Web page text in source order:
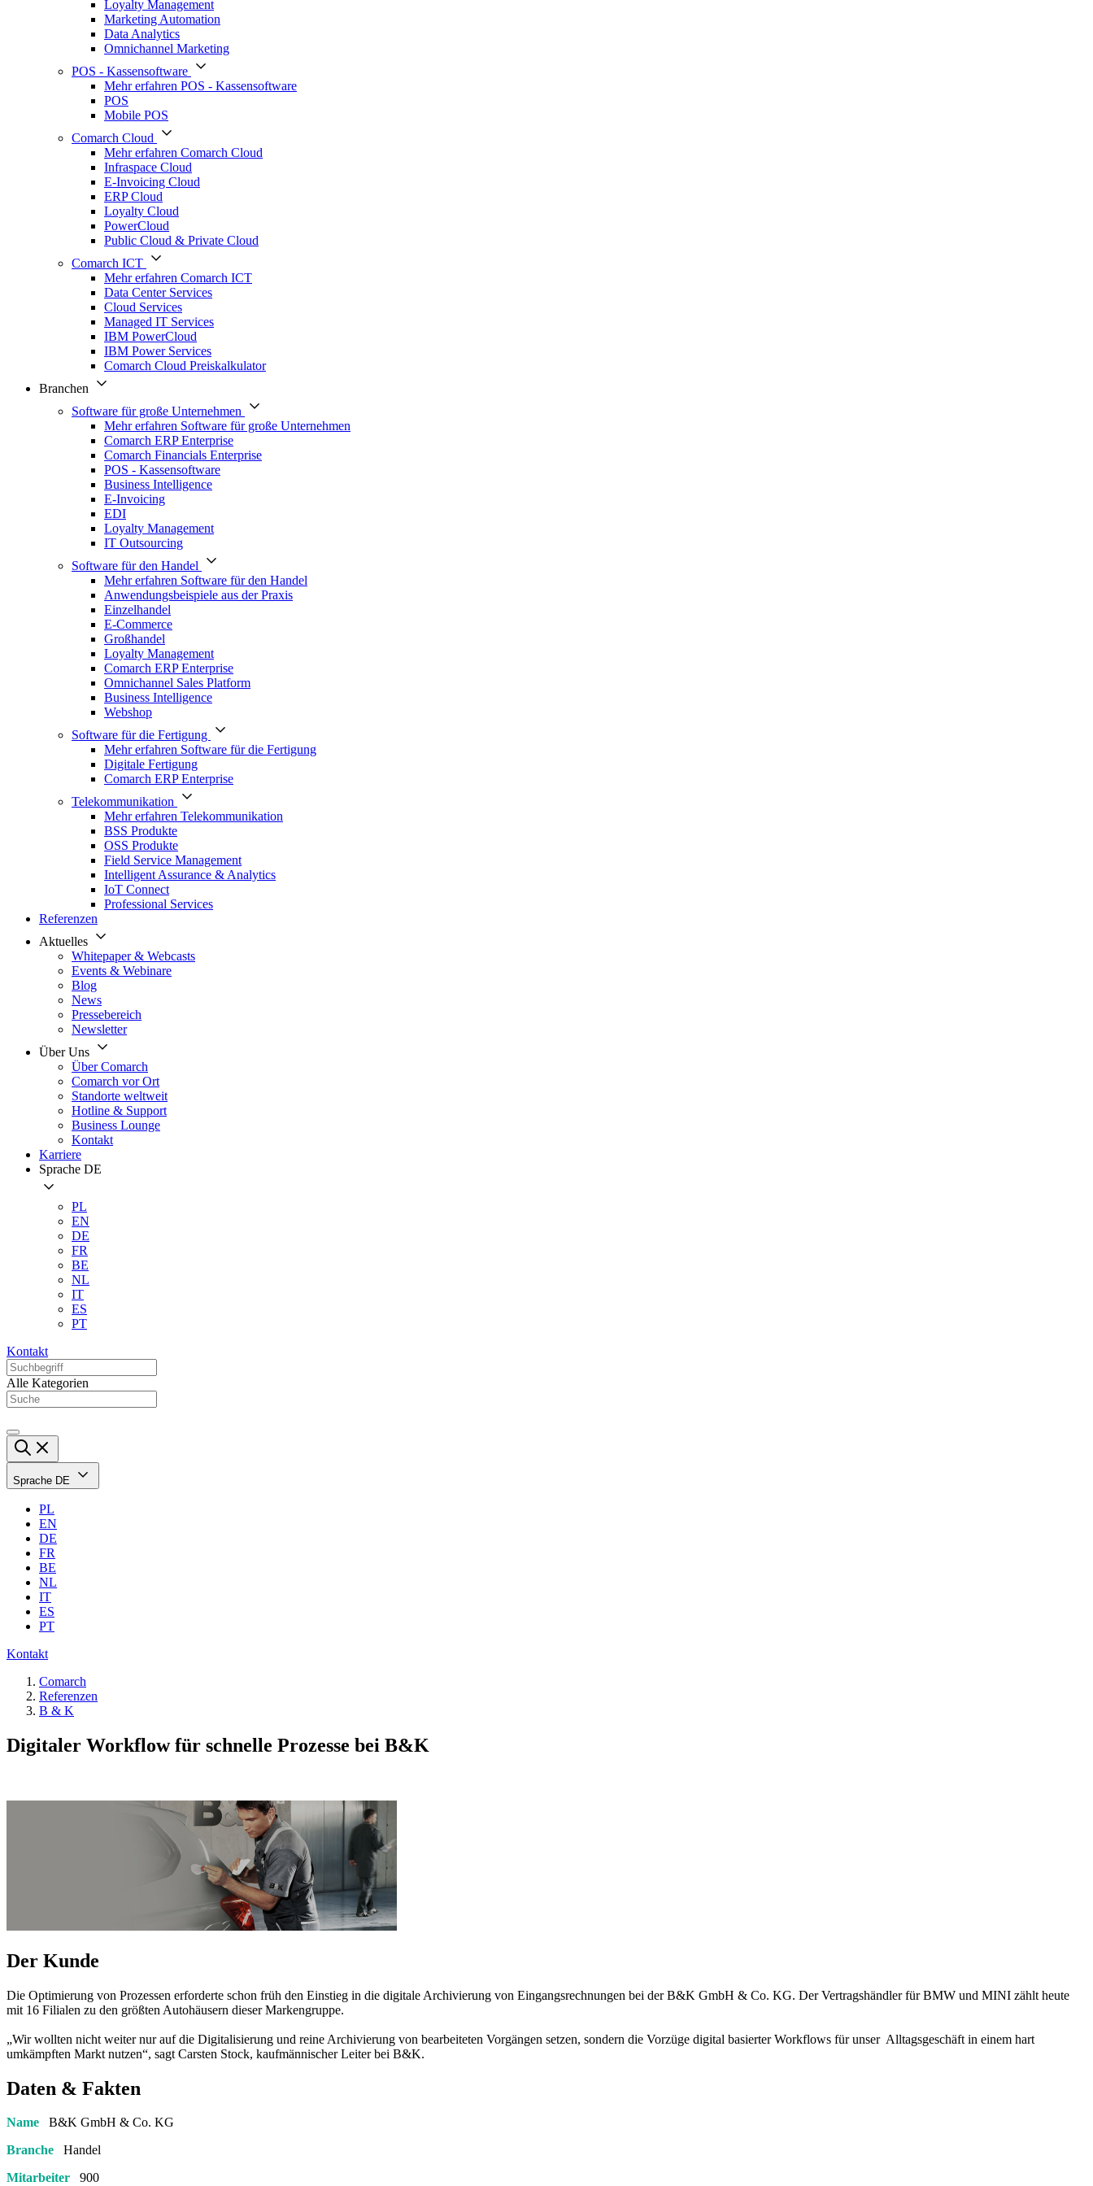
Loyalty Management
Marketing Automation
Data Analytics
Omnichannel Marketing
POS - Kassensoftware
Mehr erfahren POS - Kassensoftware
POS
Mobile POS
Comarch Cloud
Mehr erfahren Comarch Cloud
Infraspace Cloud
E-Invoicing Cloud
ERP Cloud
Loyalty Cloud
PowerCloud
Public Cloud & Private Cloud
Comarch ICT
Mehr erfahren Comarch ICT
Data Center Services
Cloud Services
Managed IT Services
IBM PowerCloud
IBM Power Services
Comarch Cloud Preiskalkulator
Branchen
Software für große Unternehmen
Mehr erfahren Software für große Unternehmen
Comarch ERP Enterprise
Comarch Financials Enterprise
POS - Kassensoftware
Business Intelligence
E-Invoicing
EDI
Loyalty Management
IT Outsourcing
Software für den Handel
Mehr erfahren Software für den Handel
Anwendungsbeispiele aus der Praxis
Einzelhandel
E-Commerce
Großhandel
Loyalty Management
Comarch ERP Enterprise
Omnichannel Sales Platform
Business Intelligence
Webshop
Software für die Fertigung
Mehr erfahren Software für die Fertigung
Digitale Fertigung
Comarch ERP Enterprise
Telekommunikation
Mehr erfahren Telekommunikation
BSS Produkte
OSS Produkte
Field Service Management
Intelligent Assurance & Analytics
IoT Connect
Professional Services
Referenzen
Aktuelles
Whitepaper & Webcasts
Events & Webinare
Blog
News
Pressebereich
Newsletter
Über Uns
Über Comarch
Comarch vor Ort
Standorte weltweit
Hotline & Support
Business Lounge
Kontakt
Karriere
Sprache DE
PL
EN
DE
FR
BE
NL
IT
ES
PT
Kontakt
Alle Kategorien
Sprache DE
PL
EN
DE
FR
BE
NL
IT
ES
PT
Kontakt
Comarch
Referenzen
B & K
Digitaler Workflow für schnelle Prozesse bei B&K
Der Kunde
Die Optimierung von Prozessen erforderte schon früh den Einstieg in die digitale Archivierung von Eingangsrechnungen bei der B&K GmbH & Co. KG. Der Vertragshändler für BMW und MINI zählt heute
mit 16 Filialen zu den größten Autohäusern dieser Markengruppe.
„Wir wollten nicht weiter nur auf die Digitalisierung und reine Archivierung von bearbeiteten Vorgängen setzen, sondern die Vorzüge digital basierter Workflows für unser Alltagsgeschäft in einem hart
umkämpften Markt nutzen“, sagt Carsten Stock, kaufmännischer Leiter bei B&K.
Daten & Fakten
Name B&K GmbH & Co. KG
Branche Handel
Mitarbeiter 900